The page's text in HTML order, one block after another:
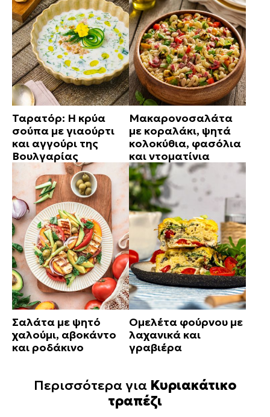
Ταρατόρ: Η κρύα
σούπα με γιαούρτι
και αγγούρι της
Βουλγαρίας
Μακαρονοσαλάτα
με κοραλάκι, ψητά
κολοκύθια, φασόλια
και ντοματίνια
Σαλάτα με ψητό
χαλούμι, αβοκάντο
και ροδάκινο
Ομελέτα φούρνου με
λαχανικά και
γραβιέρα
Περισσότερα για Κυριακάτικο
τραπέζι